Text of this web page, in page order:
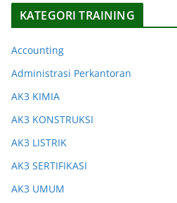
KATEGORI TRAINING
Accounting
Administrasi Perkantoran
AK3 KIMIA
AK3 KONSTRUKSI
AK3 LISTRIK
AK3 SERTIFIKASI
AK3 UMUM